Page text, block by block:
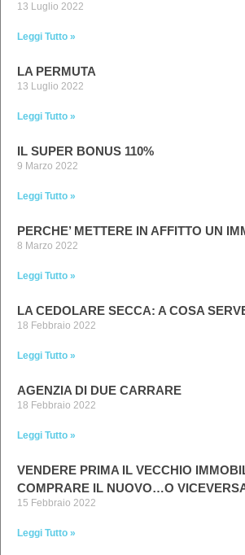
13 Luglio 2022
Leggi Tutto »
LA PERMUTA
13 Luglio 2022
Leggi Tutto »
IL SUPER BONUS 110%
9 Marzo 2022
Leggi Tutto »
PERCHE’ METTERE IN AFFITTO UN
8 Marzo 2022
Leggi Tutto »
LA CEDOLARE SECCA: A COSA
18 Febbraio 2022
Leggi Tutto »
AGENZIA DI DUE CARRARE
18 Febbraio 2022
Leggi Tutto »
VENDERE PRIMA IL VECCHIO
COMPRARE IL NUOVO…O
15 Febbraio 2022
Leggi Tutto »